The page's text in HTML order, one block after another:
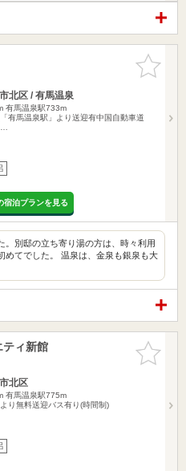
お気に入
りに追加
北区 / 有馬温泉
有馬温泉駅733m
有馬温泉駅」より送迎有中国自動車道
宿泊プランを見る
。別邸の立ち寄り湯の方は、時々利用
めてでした。 温泉は、金泉も銀泉も大
お気に入
りに追加
ティ新館
北区
有馬温泉駅775m
り無料送迎バス有り(時間制)